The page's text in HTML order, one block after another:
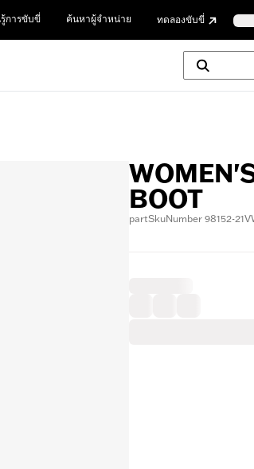
รู้การขับขี่ ค้นหาผู้จำหน่าย ทดลองขับขี่
BOOT
partSkuNumber 98152-